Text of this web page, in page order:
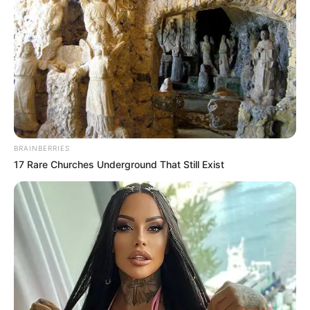
BRAINBERRIES
17 Rare Churches Underground That Still Exist